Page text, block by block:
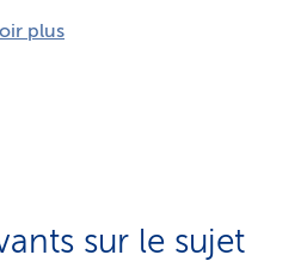
plus
sur le sujet